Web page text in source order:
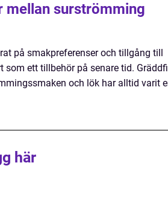
mellan surströmming
på smakpreferenser och tillgång till
ett tillbehör på senare tid. Gräddfil
och lök har alltid varit
här